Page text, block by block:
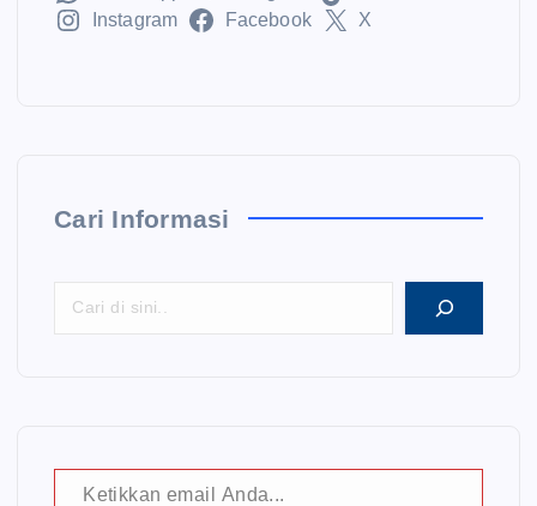
s
Instagram
Facebook X
Cari Informasi
Ketikkan email Anda...